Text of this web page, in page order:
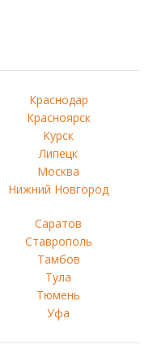
Краснодар
Красноярск
Курск
Липецк
Москва
Нижний Новгород
Саратов
Ставрополь
Тамбов
Тула
Тюмень
Уфа